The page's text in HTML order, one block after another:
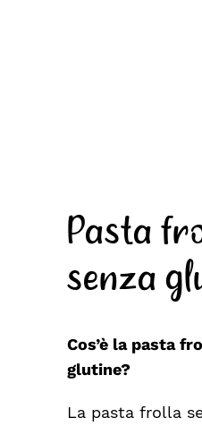
Pasta
senza
Cos’è la pasta
glutine?
La pasta frolla